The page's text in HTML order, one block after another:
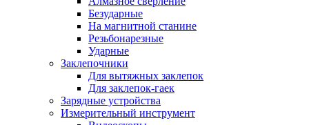
Безударные
На магнитной станине
Резьбонарезные
Ударные
Заклепочники
Для вытяжных заклепок
Для заклепок-гаек
Зарядные устройства
Измерительный инструмент